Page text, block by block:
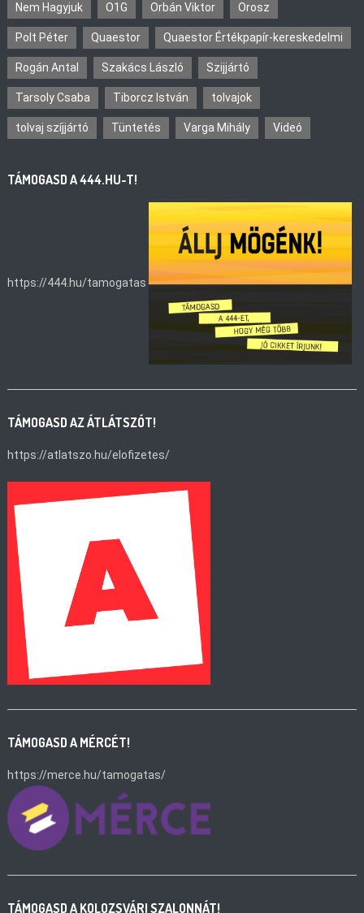
Nem Hagyjuk O1G Orbán Viktor Orosz
Polt Péter Quaestor Quaestor Értékpapír-kereskedelmi
Rogán Antal Szakács László Szijjártó
Tarsoly Csaba Tiborcz István tolvajok
tolvaj szíjjártó Tüntetés Varga Mihály Videó
TÁMOGASD A 444.HU-T!
https://444.hu/tamogatas
TÁMOGASD AZ ÁTLÁTSZÓT!
https://atlatszo.hu/elofizetes/
TÁMOGASD A MÉRCÉT!
https://merce.hu/tamogatas/
TÁMOGASD A KOLOZSVÁRI SZALONNÁT!